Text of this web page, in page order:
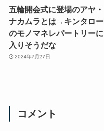
五輪開会式に登場のアヤ・
ナカムラとは→キンタロー
のモノマネレパートリーに
入りそうだな
2024年7月27日
コメント